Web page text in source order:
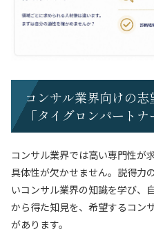
コンサル業界向けの
「タイグロンパート
コンサル業界では高い専門性が
具体性が欠かせません。説得力
いコンサル業界の知識を学び、
から得た知見を、希望するコン
があります。